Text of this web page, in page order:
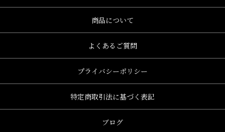
商品について
よくあるご質問
プライバシーポリシー
特定商取引法に基づく表記
ブログ